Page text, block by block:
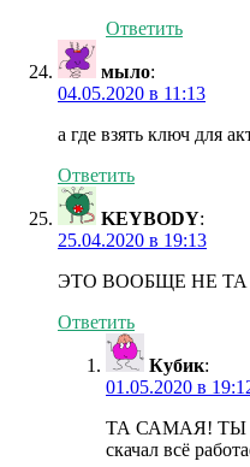
Ответить
мыло:
04.05.2020 в 11:13
а где взять ключ для
Ответить
KEYBODY:
25.04.2020 в 19:13
ЭТО ВООБЩЕ НЕ
Ответить
Кубик:
01.05.2020 в
ТА САМАЯ! ТЫ
скачал всё